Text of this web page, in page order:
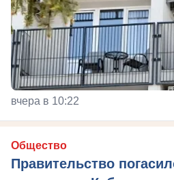
вчера в 10:22
Общество
Правительство